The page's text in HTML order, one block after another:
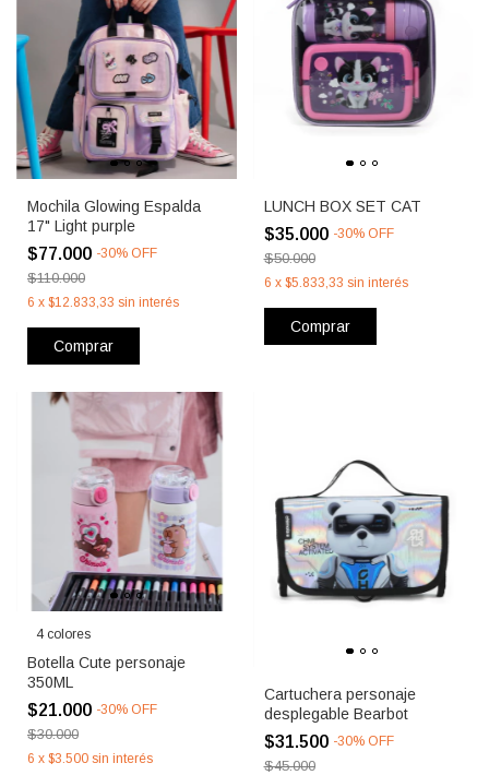
Mochila Glowing Espalda
17" Light purple
$77.000 -30% OFF
$110.000
6 x $12.833,33 sin interés
Comprar
LUNCH BOX SET CAT
$35.000 -30% OFF
$50.000
6 x $5.833,33 sin interés
Comprar
4 colores
Botella Cute personaje
350ML
$21.000 -30% OFF
$30.000
6 x $3.500 sin interés
Cartuchera personaje
desplegable Bearbot
$31.500 -30% OFF
$45.000